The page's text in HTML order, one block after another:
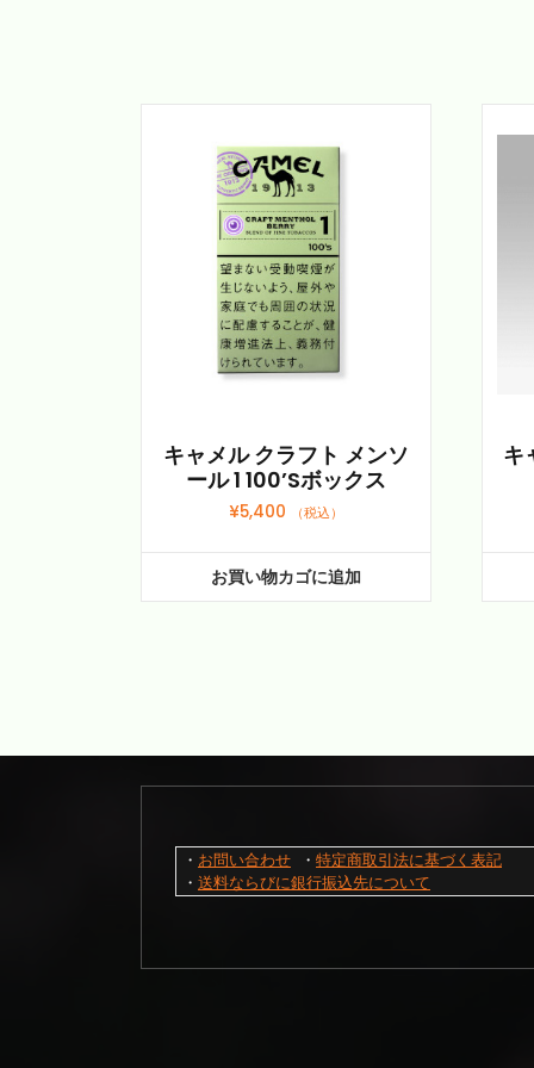
キャメル クラフト メンソ
ール 1 100’sボックス
¥5,400 （税込）
お買い物カゴに追加
キ
・ お問い合わせ ・ 特定商取引法に基づく表記
・ 送料ならびに銀行振込先について